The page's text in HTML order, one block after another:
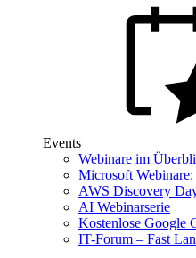
Events
Webinare im
Microsoft
AWS Discovery
AI Webinarserie
Kostenlose Google
IT-Forum – Fast